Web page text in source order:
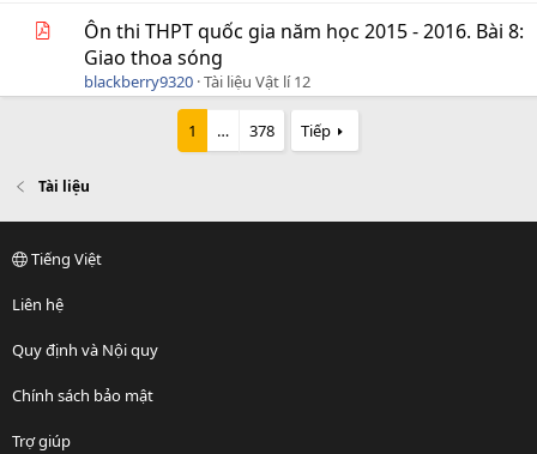
Ôn thi THPT quốc gia năm học 2015 - 2016. Bài 8:
Giao thoa sóng
blackberry9320 Tài liệu Vật lí 12
1 … 378 Tiếp
Tài liệu
Tiếng Việt
Liên hệ
Quy định và Nội quy
Chính sách bảo mật
Trợ giúp